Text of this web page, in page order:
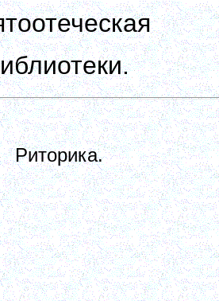
Риторика.